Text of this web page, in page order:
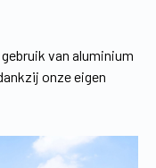
van aluminium
onze eigen